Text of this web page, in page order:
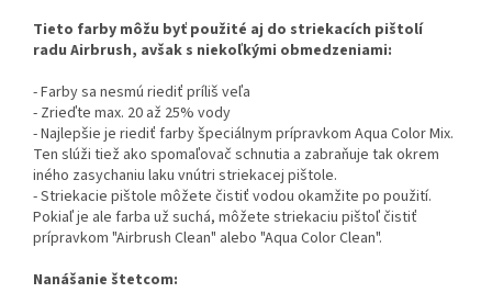
Tieto farby môžu byť použité aj do striekacích pištolí
radu Airbrush, avšak s niekoľkými obmedzeniami:
- Farby sa nesmú riediť príliš veľa
- Zrieďte max. 20 až 25% vody
- Najlepšie je riediť farby špeciálnym prípravkom Aqua Color Mix.
Ten slúži tiež ako spomaľovač schnutia a zabraňuje tak okrem
iného zasychaniu laku vnútri striekacej pištole.
- Striekacie pištole môžete čistiť vodou okamžite po použití.
Pokiaľ je ale farba už suchá, môžete striekaciu pištoľ čistiť
prípravkom "Airbrush Clean" alebo "Aqua Color Clean".
Nanášanie štetcom: